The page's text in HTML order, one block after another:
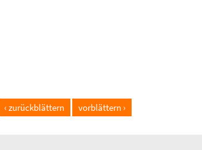
‹ zurückblättern vorblättern ›